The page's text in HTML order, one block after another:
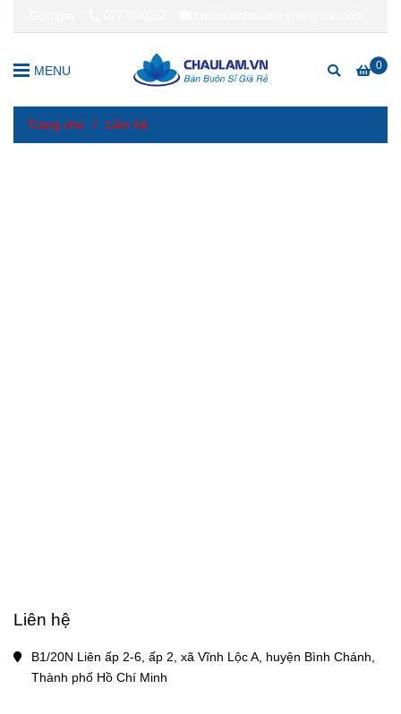
0
MENU
Trang chủ / Liên hệ
Liên hệ
B1/20N Liên ấp 2-6, ấp 2, xã Vĩnh Lộc A, huyện Bình Chánh,
Thành phố Hồ Chí Minh